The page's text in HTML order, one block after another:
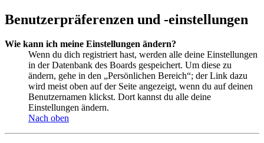
Benutzerpräferenzen und -einstellungen
Wie kann ich meine Einstellungen ändern?
Wenn du dich registriert hast, werden alle deine Einstellungen
in der Datenbank des Boards gespeichert. Um diese zu
ändern, gehe in den „Persönlichen Bereich“; der Link dazu
wird meist oben auf der Seite angezeigt, wenn du auf deinen
Benutzernamen klickst. Dort kannst du alle deine
Einstellungen ändern.
Nach oben